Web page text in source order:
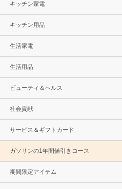
キッチン家電
キッチン用品
生活家電
生活用品
ビューティ＆ヘルス
社会貢献
サービス＆ギフトカード
ガソリンの1年間値引きコース
期間限定アイテム